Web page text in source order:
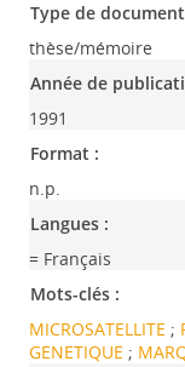
Type de
thèse/mémoire
Année de
1991
Format :
n.p.
Langues :
= Français
Mots-clés :
MICROSATELLITE ;
GENETIQUE ;